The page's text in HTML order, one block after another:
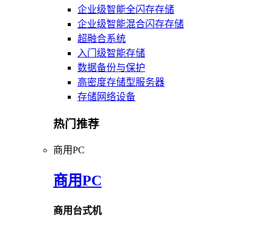
企业级智能全闪存存储
企业级智能混合闪存存储
超融合系统
入门级智能存储
数据备份与保护
高密度存储型服务器
存储网络设备
热门推荐
商用PC
商用PC
商用台式机